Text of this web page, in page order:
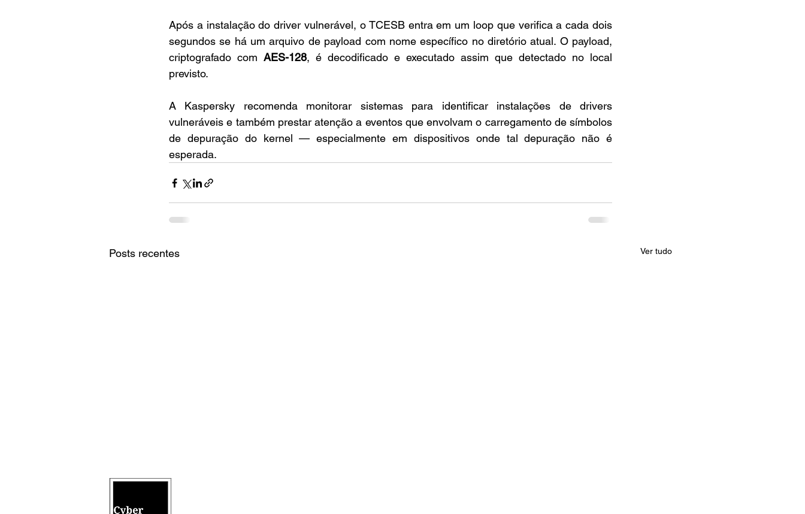
Após a instalação do driver vulnerável, o TCESB entra em um loop que verifica a cada dois
segundos se há um arquivo de payload com nome específico no diretório atual. O payload,
criptografado com AES-128, é decodificado e executado assim que detectado no local
previsto.
A Kaspersky recomenda monitorar sistemas para identificar instalações de drivers
vulneráveis e também prestar atenção a eventos que envolvam o carregamento de símbolos
de depuração do kernel — especialmente em dispositivos onde tal depuração não é
esperada.
Posts recentes Ver tudo